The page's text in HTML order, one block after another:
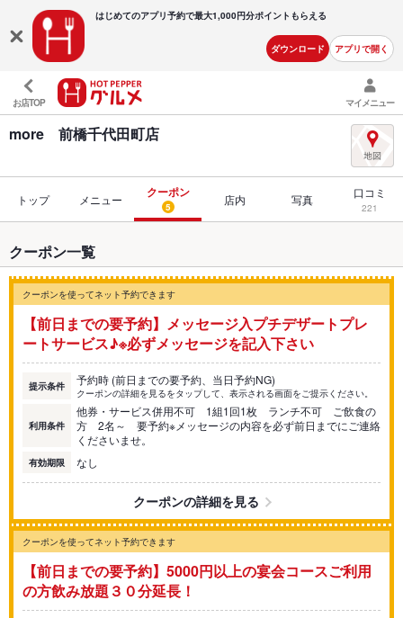
はじめてのアプリ予約で最大1,000円分ポイントもらえる
ダウンロード アプリで開く
お店TOP マイメニュー
more 前橋千代田町店
トップ メニュー クーポン
5 店内 写真 口コミ
221
クーポン一覧
クーポンを使ってネット予約できます
【前日までの要予約】メッセージ入プチデザートプレ
ートサービス♪※必ずメッセージを記入下さい
提示条件 予約時 (前日までの要予約、当日予約NG)
クーポンの詳細を見るをタップして、表示される画面をご提示ください。
利用条件
他券・サービス併用不可 1組1回1枚 ランチ不可 ご飲食の
方 2名～ 要予約※メッセージの内容を必ず前日までにご連絡
くださいませ。
有効期限 なし
クーポンの詳細を見る
クーポンを使ってネット予約できます
【前日までの要予約】5000円以上の宴会コースご利用
の方飲み放題３０分延長！